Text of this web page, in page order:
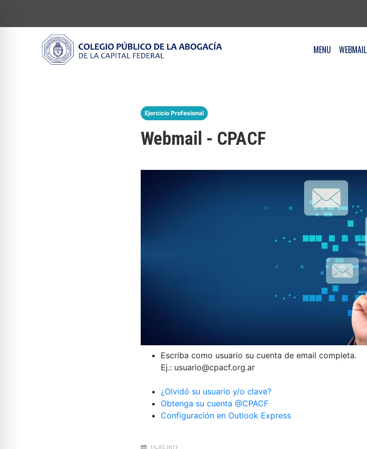
MENU WEBMAIL
Ejercicio Profesional
Webmail - CPACF
Escriba como usuario su cuenta de email completa.
Ej.: usuario@cpacf.org.ar
¿Olvidó su usuario y/o clave?
Obtenga su cuenta @CPACF
Configuración en Outlook Express